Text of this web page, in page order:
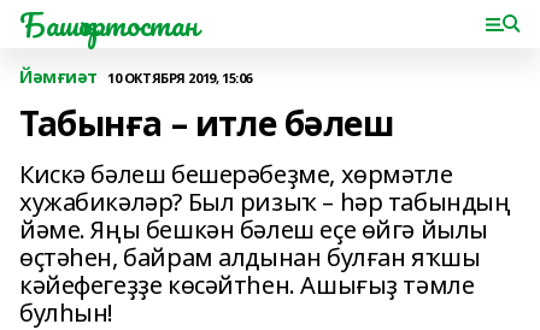
Башҡортостан
Йәмғиәт 10 ОКТЯБРЯ 2019, 15:06
Табынға – итле бәлеш
Кискә бәлеш бешерәбеҙме, хөрмәтле
хужабикәләр? Был ризыҡ – һәр табындың
йәме. Яңы бешкән бәлеш еҫе өйгә йылы
өҫтәһен, байрам алдынан булған яҡшы
кәйефегеҙҙе көсәйтһен. Ашығыҙ тәмле
булһын!